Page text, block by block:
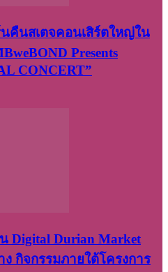
นคืนสเตจคอนเสิร์ตใหญ่ใน
Presents
CONCERT”
Digital Durian Market
กิจกรรมภายใต้โครงการ